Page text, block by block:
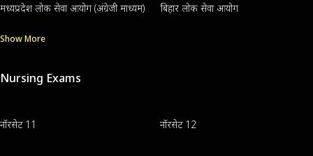
मध्यप्रदेश लोक सेवा आयोग (अंग्रेजी माध्यम) बिहार लोक सेवा आयोग
Show More
Nursing Exams
नॉरसेट 11 नॉरसेट 12